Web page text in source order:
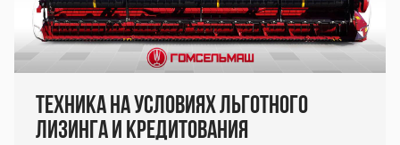
Техника на условиях льготного
лизинга и кредитования